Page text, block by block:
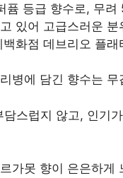
퓸 등급 향수로, 무
있어 고급스러운
화점 데브리오 플래
병에 담긴 향수는
스럽지 않고, 인기
가못 향이 은은하